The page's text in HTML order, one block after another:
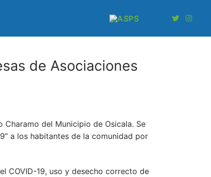
de Asociaciones
del Municipio de Osicala. Se
a los habitantes de la comunidad por
COVID-19, uso y desecho correcto de